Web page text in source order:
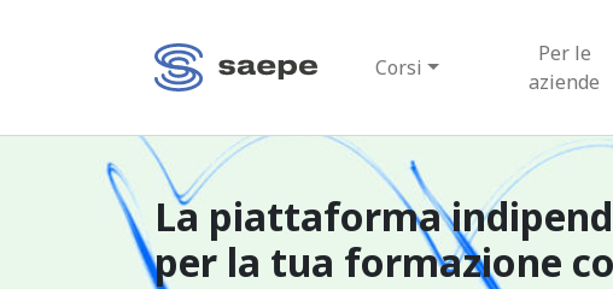
Corsi
Per le
aziende
La piattaforma
per la tua formazione